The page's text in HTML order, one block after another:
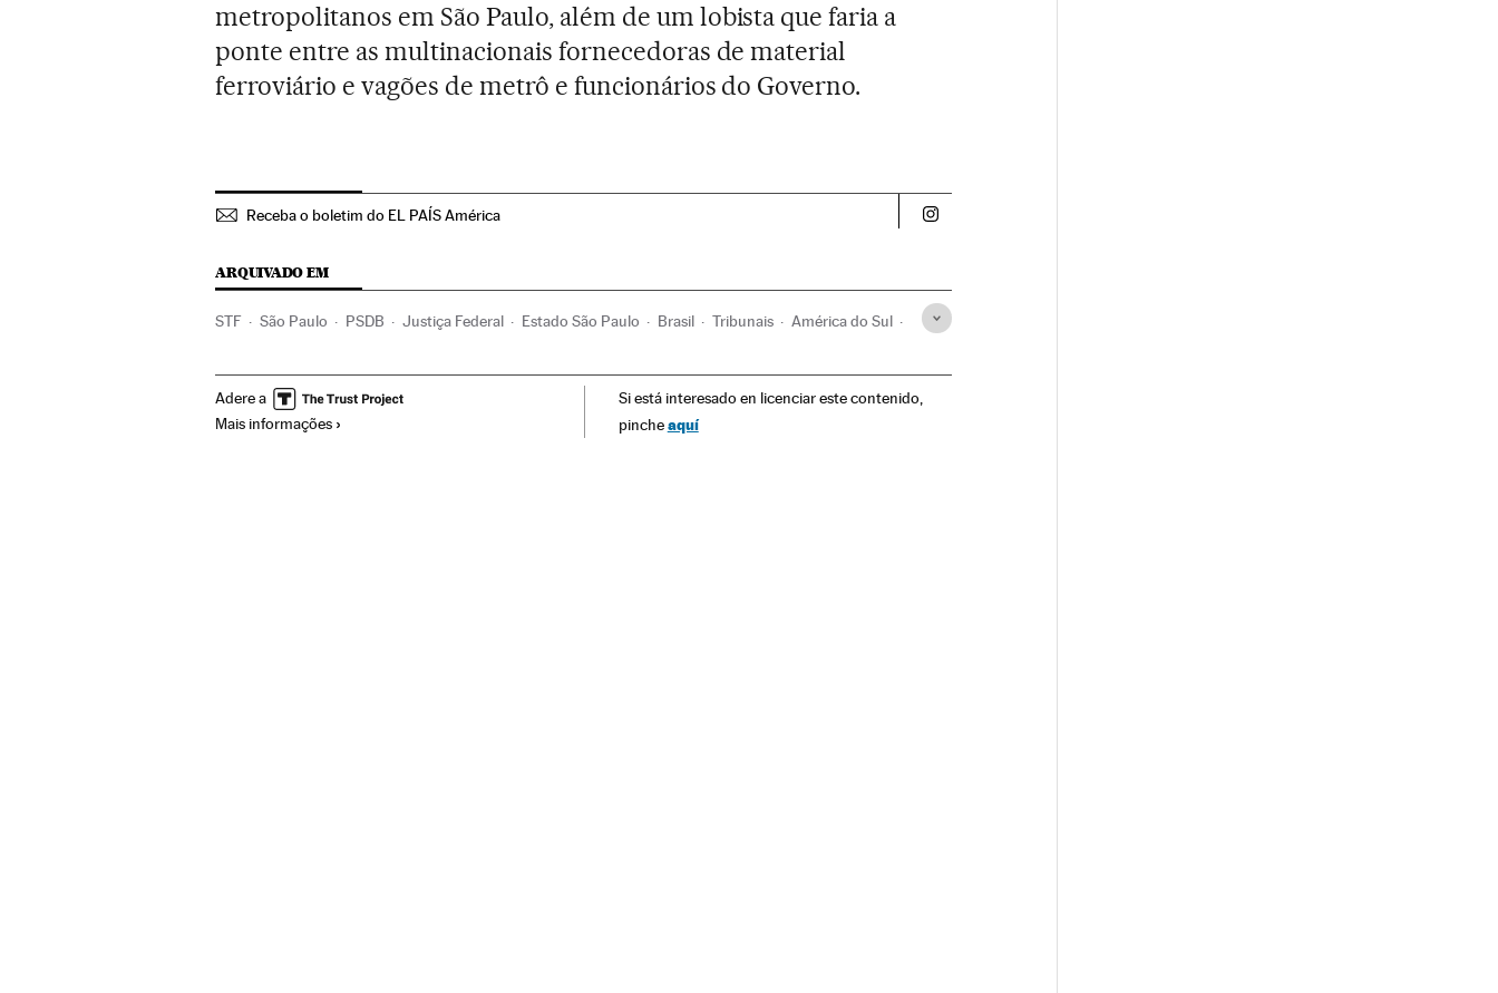
metropolitanos em São Paulo, além de um lobista que faria a
ponte entre as multinacionais fornecedoras de material
ferroviário e vagões de metrô e funcionários do Governo.
Receba o boletim do EL PAÍS América Politica El País Brasil en Instagram
ARQUIVADO EM
STF São Paulo PSDB Justiça Federal Estado São Paulo Brasil Tribunais América do Sul
Justiça
Adere a
Mais informações
Si está interesado en licenciar este contenido,
pincheaquí